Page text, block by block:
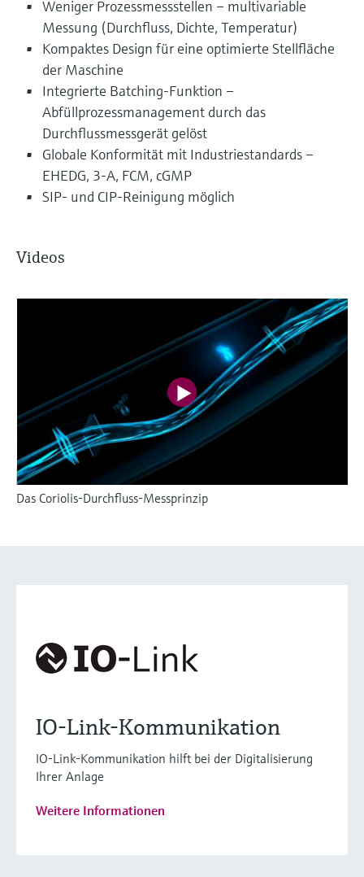
Weniger Prozessmessstellen – multivariable
Messung (Durchfluss, Dichte, Temperatur)
Kompaktes Design für eine optimierte Stellfläche
der Maschine
Integrierte Batching-Funktion –
Abfüllprozessmanagement durch das
Durchflussmessgerät gelöst
Globale Konformität mit Industriestandards –
EHEDG, 3-A, FCM, cGMP
SIP- und CIP-Reinigung möglich
Videos
Das Coriolis-Durchfluss-Messprinzip
IO-Link-Kommunikation
IO-Link-Kommunikation hilft bei der Digitalisierung
Ihrer Anlage
Weitere Informationen